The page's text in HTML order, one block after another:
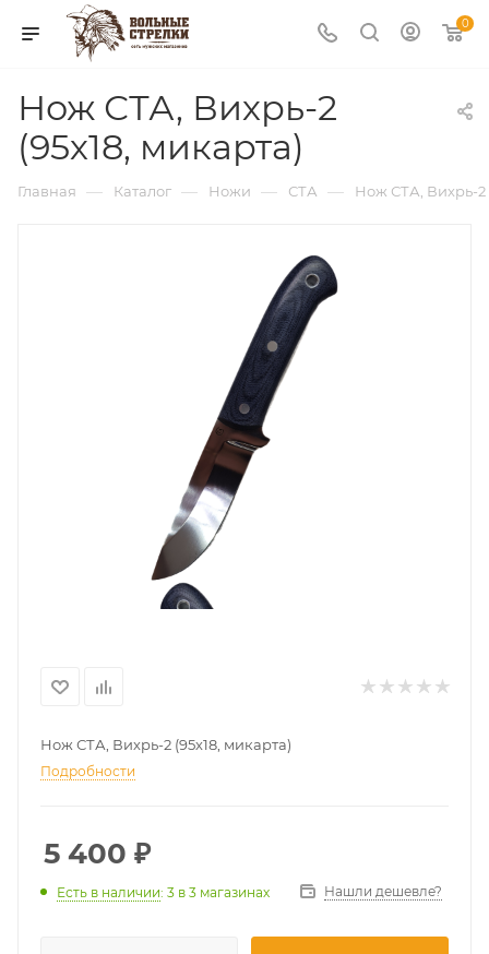
0
Нож СТА, Вихрь-2
(95х18, микарта)
Главная — Каталог — Ножи — СТА — Нож СТА, Вихрь-2
Нож СТА, Вихрь-2 (95х18, микарта)
Подробности
5 400 ₽
Есть в наличии: 3 в 3 магазинах Нашли дешевле?